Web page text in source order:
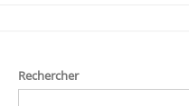
Rechercher